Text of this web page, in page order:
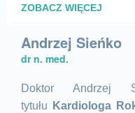
ZOBACZ WIĘCEJ
Andrzej Sieńko
dr n. med.
Doktor Andrzej
tytułu
Kardiologa